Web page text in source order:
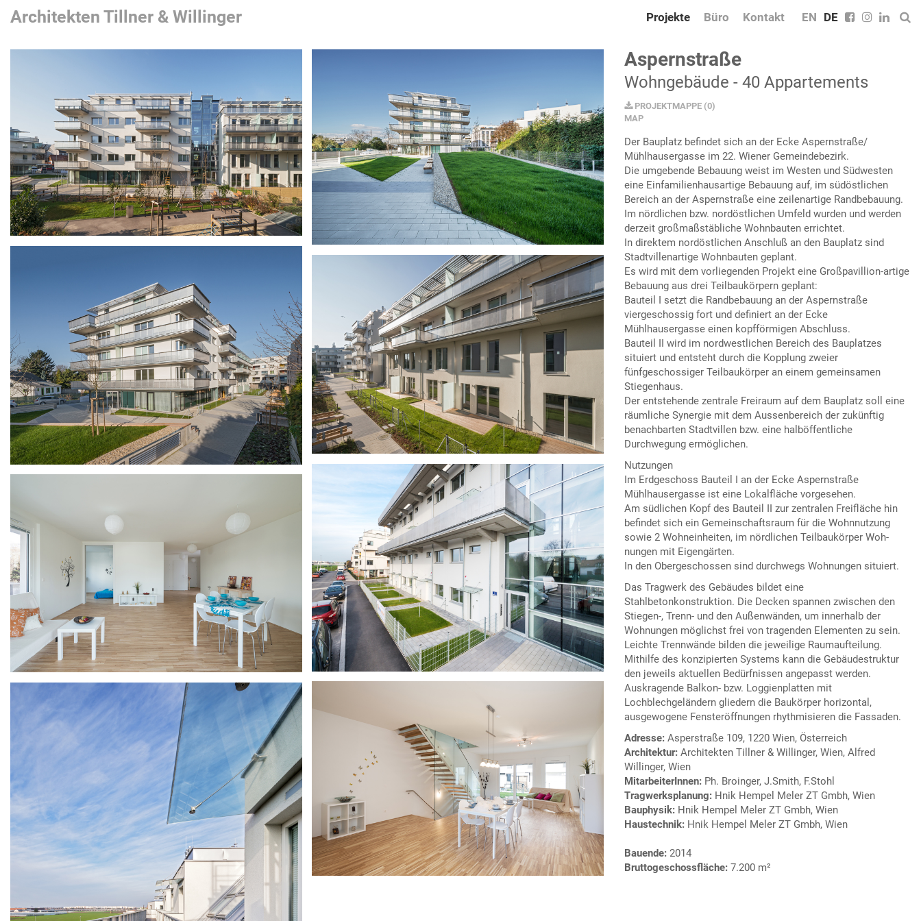
Architekten Tillner & Willinger Projekte Büro Kontakt EN DE
Aspernstraße
Wohngebäude - 40 Appartements
PROJEKTMAPPE (0)
MAP
Der Bauplatz befindet sich an der Ecke Aspernstraße/
Mühlhausergasse im 22. Wiener Gemeindebezirk.
Die umgebende Bebauung weist im Westen und Südwesten
eine Einfamilienhausartige Bebauung auf, im südöstlichen
Bereich an der Aspernstraße eine zeilenartige Randbebauung.
Im nördlichen bzw. nordöstlichen Umfeld wurden und werden
derzeit großmaßstäbliche Wohnbauten errichtet.
In direktem nordöstlichen Anschluß an den Bauplatz sind
Stadtvillenartige Wohnbauten geplant.
Es wird mit dem vorliegenden Projekt eine Großpavillion-artige
Bebauung aus drei Teilbaukörpern geplant:
Bauteil I setzt die Randbebauung an der Aspernstraße
viergeschossig fort und definiert an der Ecke
Mühlhausergasse einen kopfförmigen Abschluss.
Bauteil II wird im nordwestlichen Bereich des Bauplatzes
situiert und entsteht durch die Kopplung zweier
fünfgeschossiger Teilbaukörper an einem gemeinsamen
Stiegenhaus.
Der entstehende zentrale Freiraum auf dem Bauplatz soll eine
räumliche Synergie mit dem Aussenbereich der zukünftig
benachbarten Stadtvillen bzw. eine halböffentliche
Durchwegung ermöglichen.
Nutzungen
Im Erdgeschoss Bauteil I an der Ecke Aspernstraße
Mühlhausergasse ist eine Lokalfläche vorgesehen.
Am südlichen Kopf des Bauteil II zur zentralen Freifläche hin
befindet sich ein Gemeinschaftsraum für die Wohnnutzung
sowie 2 Wohneinheiten, im nördlichen Teilbaukörper Woh-
nungen mit Eigengärten.
In den Obergeschossen sind durchwegs Wohnungen situiert.
Das Tragwerk des Gebäudes bildet eine
Stahlbetonkonstruktion. Die Decken spannen zwischen den
Stiegen-, Trenn- und den Außenwänden, um innerhalb der
Wohnungen möglichst frei von tragenden Elementen zu sein.
Leichte Trennwände bilden die jeweilige Raumaufteilung.
Mithilfe des konzipierten Systems kann die Gebäudestruktur
den jeweils aktuellen Bedürfnissen angepasst werden.
Auskragende Balkon- bzw. Loggienplatten mit
Lochblechgeländern gliedern die Baukörper horizontal,
ausgewogene Fensteröffnungen rhythmisieren die Fassaden.
Adresse: Asperstraße 109, 1220 Wien, Österreich
Architektur: Architekten Tillner & Willinger, Wien, Alfred
Willinger, Wien
MitarbeiterInnen: Ph. Broinger, J.Smith, F.Stohl
Tragwerksplanung: Hnik Hempel Meler ZT Gmbh, Wien
Bauphysik: Hnik Hempel Meler ZT Gmbh, Wien
Haustechnik: Hnik Hempel Meler ZT Gmbh, Wien
Bauende: 2014
Bruttogeschossfläche: 7.200 m²